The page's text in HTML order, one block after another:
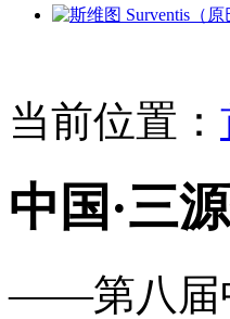
当前位置：
中国·三
——第八届